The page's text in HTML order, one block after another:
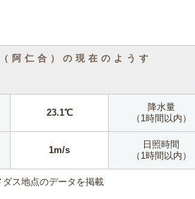
阿仁合）の現在のようす
23.1℃
降水量
（1時間以内）
1m/s
日照時間
（1時間以内）
ダス地点のデータを掲載